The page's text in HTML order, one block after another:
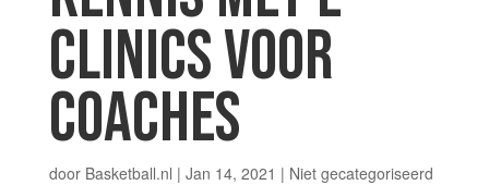
CLINICS VOOR
COACHES
door Basketball.nl | Jan 14, 2021 | Niet gecategoriseerd